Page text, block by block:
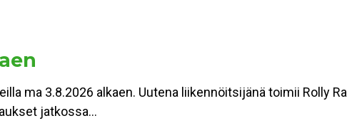
ma 3.8.2026 alkaen. Uutena liikennöitsijänä toimii Rolly
jatkossa…